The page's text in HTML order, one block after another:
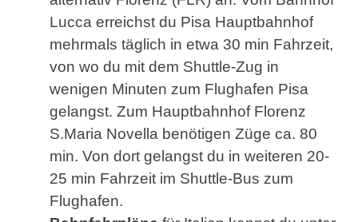
Lucca erreichst du Pisa Hauptbahnhof
mehrmals täglich in etwa 30 min Fahrzeit,
von wo du mit dem Shuttle-Zug in
wenigen Minuten zum Flughafen Pisa
gelangst. Zum Hauptbahnhof Florenz
S.Maria Novella benötigen Züge ca. 80
min. Von dort gelangst du in weiteren 20-
25 min Fahrzeit im Shuttle-Bus zum
Flughafen.